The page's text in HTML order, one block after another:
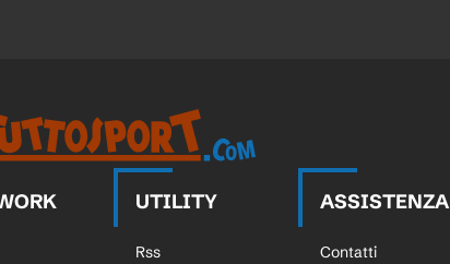
UTILITY
Rss
ASSISTENZA
Contatti